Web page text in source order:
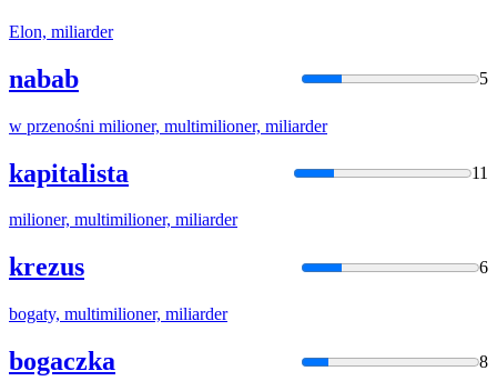
Elon, miliarder
nabab 5
w przenośni milioner, multimilioner, miliarder
kapitalista 11
milioner, multimilioner, miliarder
krezus 6
bogaty, multimilioner, miliarder
bogaczka 8